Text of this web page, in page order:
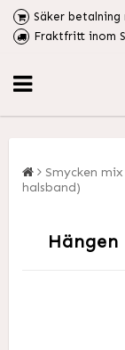
Säker betalning
Fraktfritt inom
Smycken
halsband)